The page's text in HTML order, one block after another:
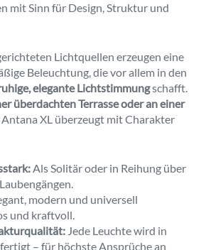
mit Sinn für Design, Struktur und
Lichtquellen erzeugen eine
Beleuchtung, die vor allem in den
elegante Lichtstimmungschafft.
überdachten Terrasse oder an einer
Antana XL überzeugt mit Charakter
Als Solitär oder in Reihung über
modern und universell
und kraftvoll.
Jede Leuchte wird in
– für höchste Ansprüche an